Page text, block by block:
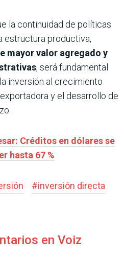
la continuidad de políticas
estructura productiva,
mayor valor agregado y
, será fundamental
inversión al crecimiento
y el desarrollo de
Créditos en dólares se
hasta 67 %
#inversión directa
en Voiz